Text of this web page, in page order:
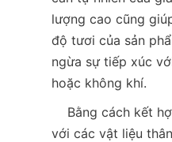
lượng cao cũng
độ tươi của sản
ngừa sự tiếp xúc
hoặc không khí.
với các vật liệu